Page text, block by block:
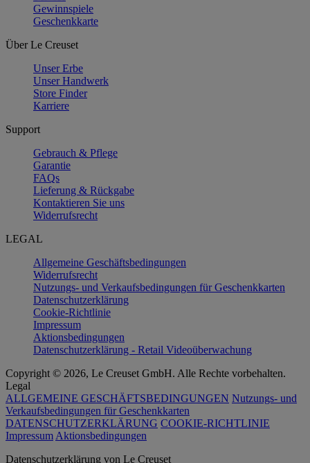
Gewinnspiele
Geschenkkarte
Über Le Creuset
Unser Erbe
Unser Handwerk
Store Finder
Karriere
Support
Gebrauch & Pflege
Garantie
FAQs
Lieferung & Rückgabe
Kontaktieren Sie uns
Widerrufsrecht
LEGAL
Allgemeine Geschäftsbedingungen
Widerrufsrecht
Nutzungs- und Verkaufsbedingungen für Geschenkkarten
Datenschutzerklärung
Cookie-Richtlinie
Impressum
Aktionsbedingungen
Datenschutzerklärung - Retail Videoüberwachung
Copyright © 2026, Le Creuset GmbH. Alle Rechte vorbehalten.
Legal
ALLGEMEINE GESCHÄFTSBEDINGUNGEN Nutzungs- und
Verkaufsbedingungen für Geschenkkarten
DATENSCHUTZERKLÄRUNG COOKIE-RICHTLINIE
Impressum Aktionsbedingungen
Datenschutz­erklärung von Le Creuset